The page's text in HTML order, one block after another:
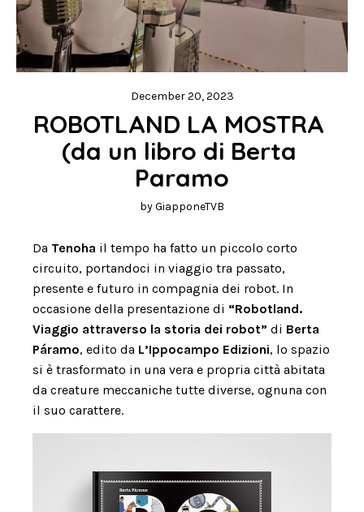
December 20, 2023
ROBOTLAND LA MOSTRA
(da un libro di Berta
Paramo
byGiapponeTVB
Da Tenoha il tempo ha fatto un piccolo corto
circuito, portandoci in viaggio tra passato,
presente e futuro in compagnia dei robot. In
occasione della presentazione di “Robotland.
Viaggio attraverso la storia dei robot” di Berta
Páramo, edito da L’Ippocampo Edizioni, lo spazio
si è trasformato in una vera e propria città abitata
da creature meccaniche tutte diverse, ognuna con
il suo carattere.